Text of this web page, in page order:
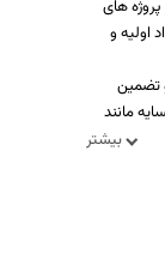
بیشتر
های
اولیه و
تضمین
مانند